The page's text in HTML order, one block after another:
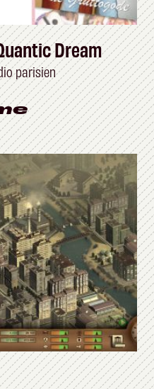
Dream
parisien